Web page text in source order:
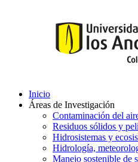
Inicio
Áreas de Investigación
Contaminación del
Residuos sólidos y
Hidrosistemas y
Hidrología,
Manejo sostenible de